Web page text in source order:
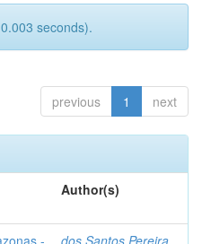
seconds).
previous 1 next
Author(s)
-
dos Santos Pereira,